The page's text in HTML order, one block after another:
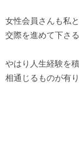
女性会員さんも私
交際を進めて下さ
やはり人生経験を
相通じるものが有